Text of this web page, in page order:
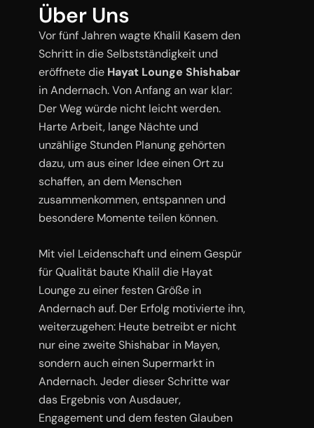
Über Uns
Vor fünf Jahren wagte Khalil Kasem den
Schritt in die Selbstständigkeit und
eröffnete die Hayat Lounge Shishabar
in Andernach. Von Anfang an war klar:
Der Weg würde nicht leicht werden.
Harte Arbeit, lange Nächte und
unzählige Stunden Planung gehörten
dazu, um aus einer Idee einen Ort zu
schaffen, an dem Menschen
zusammenkommen, entspannen und
besondere Momente teilen können.
Mit viel Leidenschaft und einem Gespür
für Qualität baute Khalil die Hayat
Lounge zu einer festen Größe in
Andernach auf. Der Erfolg motivierte ihn,
weiterzugehen: Heute betreibt er nicht
nur eine zweite Shishabar in Mayen,
sondern auch einen Supermarkt in
Andernach. Jeder dieser Schritte war
das Ergebnis von Ausdauer,
Engagement und dem festen Glauben